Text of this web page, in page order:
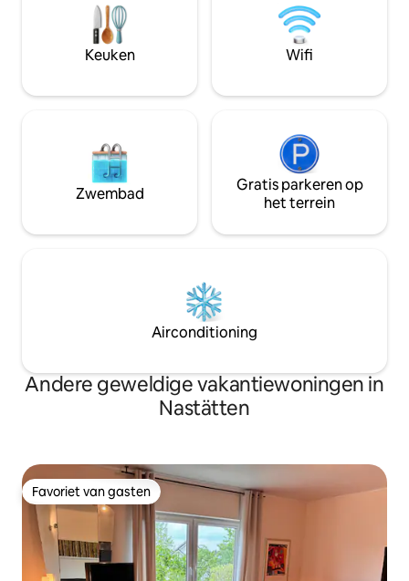
media- en gamingaanbiedingen (smart-
tv 's, soundbar, Nintendo Switch, Netflix,
150 tv-kanalen, tafelvoetbal, tafeltennis,
darts, bordspellen)
afgelegen
Rijn, de
historische
Keuken Wifi
Zwembad
Gratis parkeren op
het terrein
Airconditioning
Andere geweldige vakantiewoningen in
Nastätten
Favoriet van gasten
Favoriet van gasten